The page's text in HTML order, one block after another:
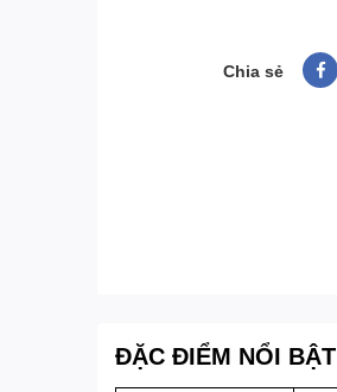
Chia sẻ
ĐẶC ĐIỂM NỔI BẬT